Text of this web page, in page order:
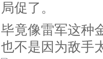
局促了。
毕竟像雷军这种
也不是因为敌手